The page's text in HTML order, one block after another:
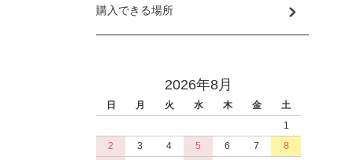
購入できる場所
2026年8月
日 月 火 水 木 金
土
1
2
3 4 5 6 7
8